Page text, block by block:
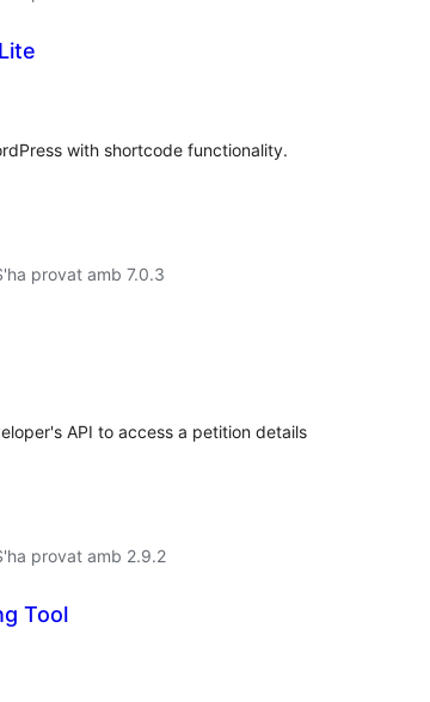
with shortcode functionality.
provat amb 7.0.3
API to access a petition details
provat amb 2.9.2
Tool